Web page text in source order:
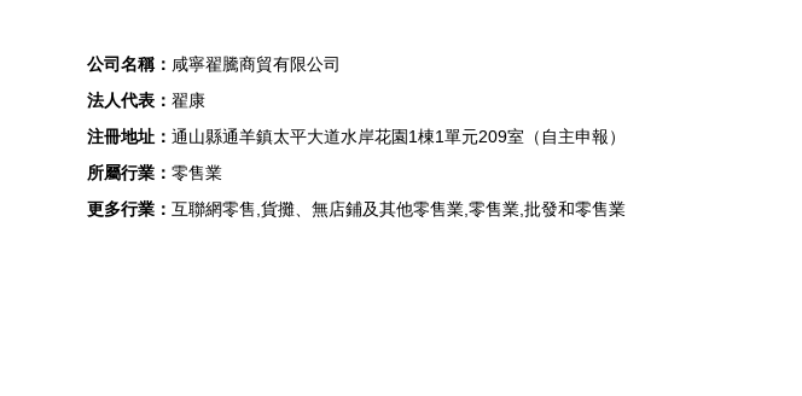
公司名稱： 咸寧翟騰商貿有限公司
法人代表： 翟康
注冊地址： 通山縣通羊鎮太平大道水岸花園1棟1單元209室（自主申報）
所屬行業： 零售業
更多行業： 互聯網零售,貨攤、無店鋪及其他零售業,零售業,批發和零售業